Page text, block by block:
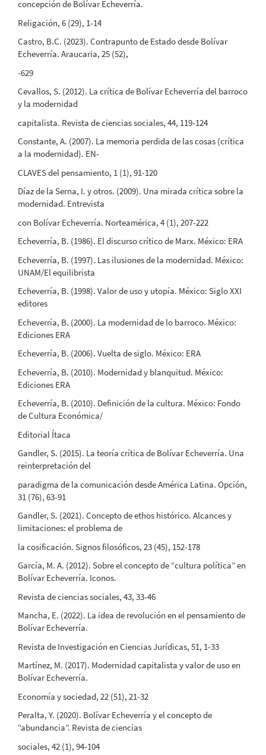
concepción de Bolívar Echeverría.
Religación, 6 (29), 1-14
Castro, B.C. (2023). Contrapunto de Estado desde Bolívar
Echeverría. Araucaria, 25 (52),
-629
Cevallos, S. (2012). La crítica de Bolívar Echeverría del barroco
y la modernidad
capitalista. Revista de ciencias sociales, 44, 119-124
Constante, A. (2007). La memoria perdida de las cosas (crítica
a la modernidad). EN-
CLAVES del pensamiento, 1 (1), 91-120
Díaz de la Serna, I. y otros. (2009). Una mirada crítica sobre la
modernidad. Entrevista
con Bolívar Echeverría. Norteamérica, 4 (1), 207-222
Echeverría, B. (1986). El discurso crítico de Marx. México: ERA
Echeverría, B. (1997). Las ilusiones de la modernidad. México:
UNAM/El equilibrista
Echeverría, B. (1998). Valor de uso y utopía. México: Siglo XXI
editores
Echeverría, B. (2000). La modernidad de lo barroco. México:
Ediciones ERA
Echeverría, B. (2006). Vuelta de siglo. México: ERA
Echeverría, B. (2010). Modernidad y blanquitud. México:
Ediciones ERA
Echeverría, B. (2010). Definición de la cultura. México: Fondo
de Cultura Económica/
Editorial Ítaca
Gandler, S. (2015). La teoría crítica de Bolívar Echeverría. Una
reinterpretación del
paradigma de la comunicación desde América Latina. Opción,
31 (76), 63-91
Gandler, S. (2021). Concepto de ethos histórico. Alcances y
limitaciones: el problema de
la cosificación. Signos filosóficos, 23 (45), 152-178
García, M. A. (2012). Sobre el concepto de “cultura política” en
Bolívar Echeverría. Iconos.
Revista de ciencias sociales, 43, 33-46
Mancha, E. (2022). La idea de revolución en el pensamiento de
Bolívar Echeverría.
Revista de Investigación en Ciencias Jurídicas, 51, 1-33
Martínez, M. (2017). Modernidad capitalista y valor de uso en
Bolívar Echeverría.
Economía y sociedad, 22 (51), 21-32
Peralta, Y. (2020). Bolívar Echeverría y el concepto de
“abundancia”. Revista de ciencias
sociales, 42 (1), 94-104